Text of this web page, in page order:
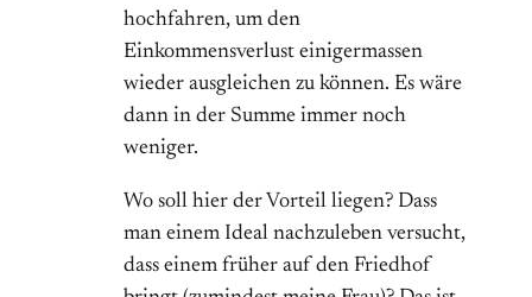
hochfahren, um den
Einkommensverlust einigermassen
wieder ausgleichen zu können. Es wäre
dann in der Summe immer noch
weniger.
Wo soll hier der Vorteil liegen? Dass
man einem Ideal nachzuleben versucht,
dass einem früher auf den Friedhof